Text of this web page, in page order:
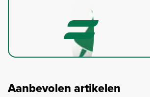
Aanbevolen artikelen